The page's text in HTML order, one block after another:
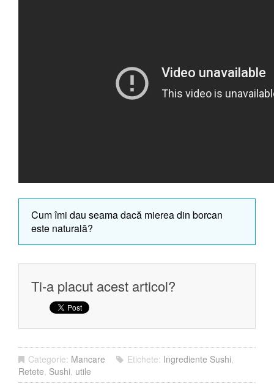
Cum îmi dau seama dacă mierea din borcan
este naturală?
Ti-a placut acest articol?
Categorie: Mancare Etichete: Ingrediente Sushi,
Retete, Sushi, utile